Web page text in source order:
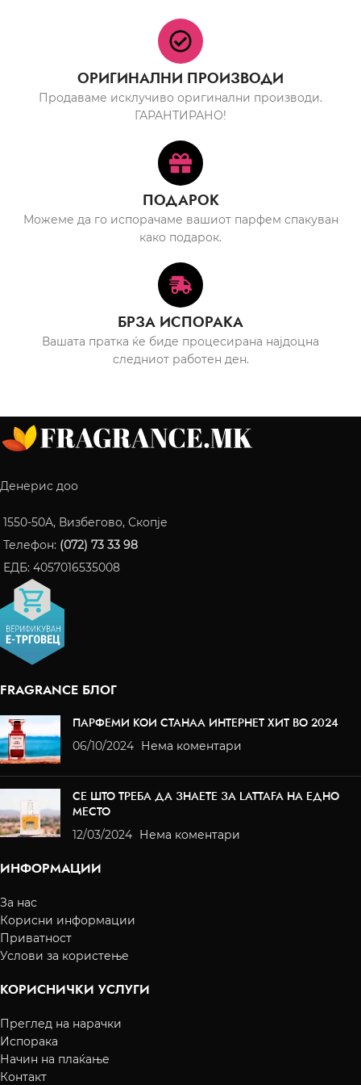
ОРИГИНАЛНИ ПРОИЗВОДИ
Продаваме исклучиво оригинални производи.
ГАРАНТИРАНО!
ПОДАРОК
Можеме да го испорачаме вашиот парфем спакуван
како подарок.
БРЗА ИСПОРАКА
Вашата пратка ќе биде процесирана најдоцна
следниот работен ден.
Денерис доо
1550-50A, Визбегово, Скопје
Телефон: (072) 73 33 98
ЕДБ: 4057016535008
FRAGRANCE БЛОГ
ПАРФЕМИ КОИ СТАНАА ИНТЕРНЕТ ХИТ ВО 2024
06/10/2024 Нема коментари
СЕ ШТО ТРЕБА ДА ЗНАЕТЕ ЗА LATTAFA НА ЕДНО
МЕСТО
12/03/2024 Нема коментари
ИНФОРМАЦИИ
За нас
Корисни информации
Приватност
Услови за користење
КОРИСНИЧКИ УСЛУГИ
Преглед на нарачки
Испорака
Начин на плаќање
Контакт